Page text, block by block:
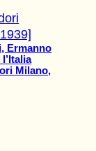
Ermanno
Milano,